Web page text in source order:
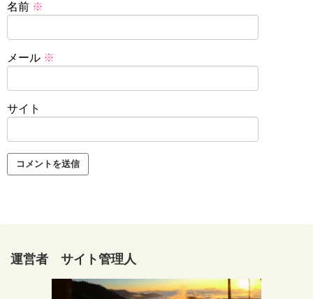
名前 ※
メール ※
サイト
運営者 サイト管理人